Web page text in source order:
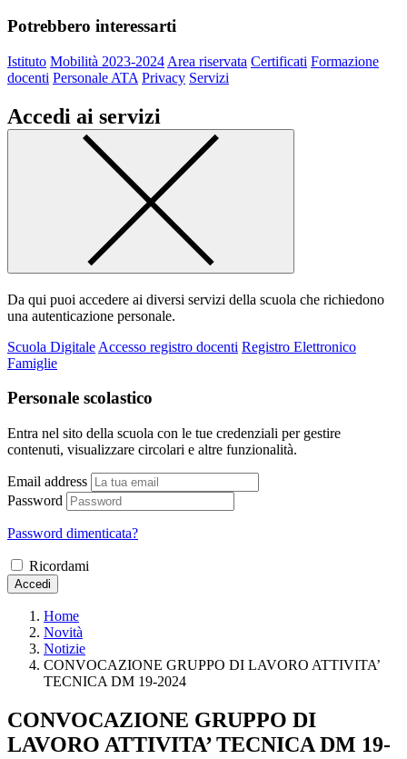
Potrebbero interessarti
Istituto Mobilità 2023-2024 Area riservata Certificati Formazione
docenti Personale ATA Privacy Servizi
Accedi ai servizi
Da qui puoi accedere ai diversi servizi della scuola che richiedono
una autenticazione personale.
Scuola Digitale Accesso registro docenti Registro Elettronico
Famiglie
Personale scolastico
Entra nel sito della scuola con le tue credenziali per gestire
contenuti, visualizzare circolari e altre funzionalità.
Email address
Password
Password dimenticata?
Ricordami
Accedi
Home
Novità
Notizie
CONVOCAZIONE GRUPPO DI LAVORO ATTIVITA’
TECNICA DM 19-2024
CONVOCAZIONE GRUPPO DI
LAVORO ATTIVITA’ TECNICA DM 19-